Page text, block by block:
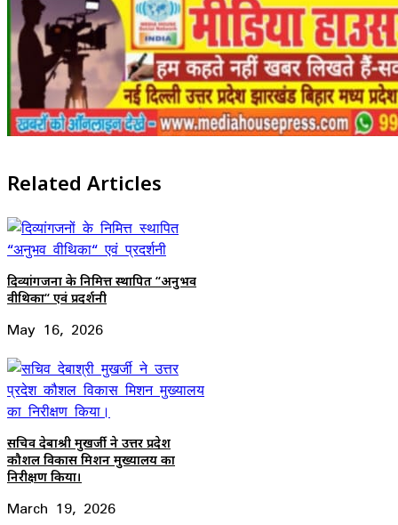
Related Articles
दिव्यांगजनों के निमित्त स्थापित “अनुभव
वीथिका“ एवं प्रदर्शनी
May 16, 2026
सचिव देबाश्री मुखर्जी ने उत्तर प्रदेश
कौशल विकास मिशन मुख्यालय का
निरीक्षण किया।
March 19, 2026